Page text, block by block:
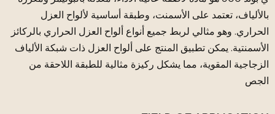
بالألياف، تعتمد على الأسمنت، وطبقة أساسية لألواح العزل
الحراري. وهو مثالي لربط جميع أنواع ألواح العزل الحراري بالركائز
الأسمنتية. يمكن تطبيق المنتج على ألواح العزل ذات شبكة الألياف
الزجاجية المقوية، مما يشكل ركيزة مثالية للطبقة اللاحقة من
الجص